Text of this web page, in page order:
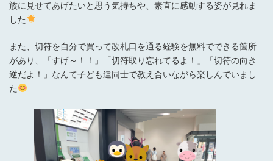
族に見せてあげたいと思う気持ちや、素直に感動する姿が見れま
した
また、切符を自分で買って改札口を通る経験を無料でできる箇所
があり、「すげ～！！」「切符取り忘れてるよ！」「切符の向き
逆だよ！」なんて子ども達同士で教え合いながら楽しんでいまし
た